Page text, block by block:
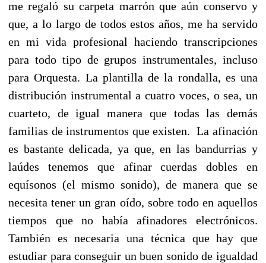
me regaló su carpeta marrón que aún conservo y
que, a lo largo de todos estos años, me ha servido
en mi vida profesional haciendo transcripciones
para todo tipo de grupos instrumentales, incluso
para Orquesta. La plantilla de la rondalla, es una
distribución instrumental a cuatro voces, o sea, un
cuarteto, de igual manera que todas las demás
familias de instrumentos que existen. La afinación
es bastante delicada, ya que, en las bandurrias y
laúdes tenemos que afinar cuerdas dobles en
equísonos (el mismo sonido), de manera que se
necesita tener un gran oído, sobre todo en aquellos
tiempos que no había afinadores electrónicos.
También es necesaria una técnica que hay que
estudiar para conseguir un buen sonido de igualdad